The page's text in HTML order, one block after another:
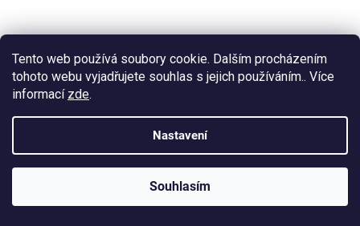
Tento web používá soubory cookie. Dalším procházením
tohoto webu vyjadřujete souhlas s jejich používáním.. Více
informací zde.
Nastavení
Souhlasím